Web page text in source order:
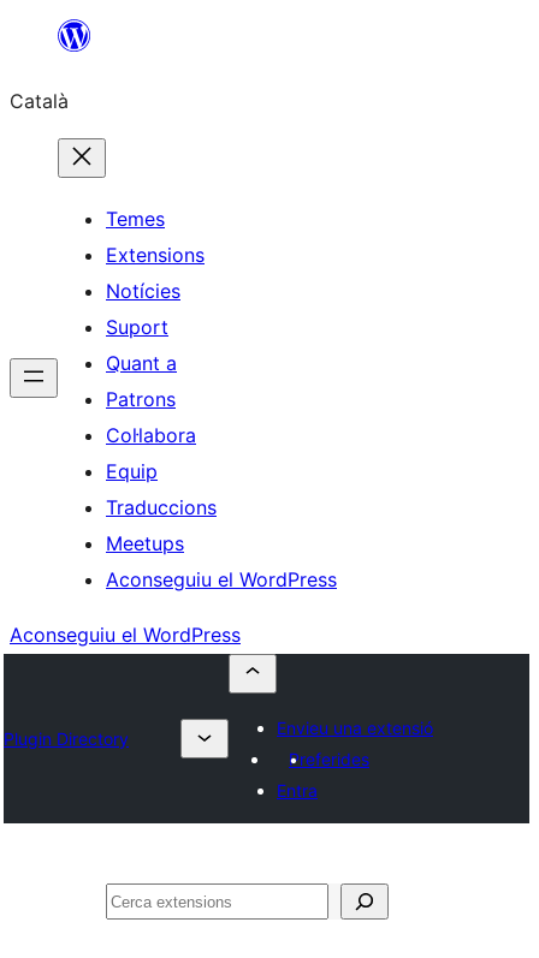
contingut
Català
Temes
Extensions
Notícies
Suport
Quant a
Patrons
Col·labora
Equip
Traduccions
Meetups
Aconseguiu el WordPress
Aconseguiu el WordPress
Plugin Directory
Envieu una extensió
Preferides
Entra
Cerca